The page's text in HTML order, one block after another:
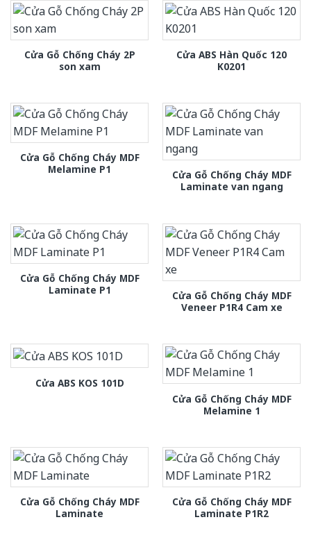
Cửa Gỗ Chống Cháy 2P
son xam
Cửa ABS Hàn Quốc 120
K0201
Cửa Gỗ Chống Cháy MDF
Melamine P1
Cửa Gỗ Chống Cháy MDF
Laminate van ngang
Cửa Gỗ Chống Cháy MDF
Laminate P1
Cửa Gỗ Chống Cháy MDF
Veneer P1R4 Cam xe
Cửa ABS KOS 101D
Cửa Gỗ Chống Cháy MDF
Melamine 1
Cửa Gỗ Chống Cháy MDF
Laminate
Cửa Gỗ Chống Cháy MDF
Laminate P1R2